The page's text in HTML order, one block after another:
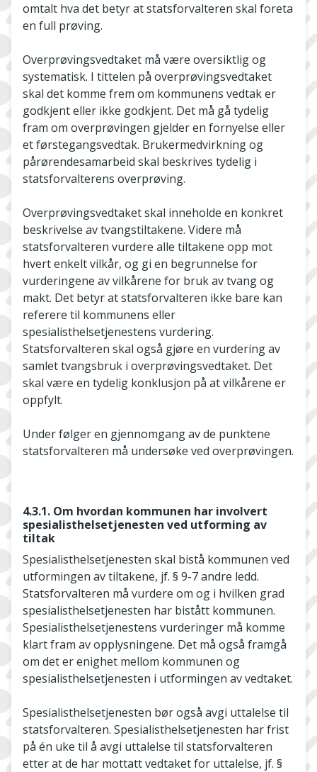
omtalt hva det betyr at statsforvalteren skal foreta
en full prøving.
Overprøvingsvedtaket må være oversiktlig og
systematisk. I tittelen på overprøvingsvedtaket
skal det komme frem om kommunens vedtak er
godkjent eller ikke godkjent. Det må gå tydelig
fram om overprøvingen gjelder en fornyelse eller
et førstegangsvedtak. Brukermedvirkning og
pårørendesamarbeid skal beskrives tydelig i
statsforvalterens overprøving.
Overprøvingsvedtaket skal inneholde en konkret
beskrivelse av tvangstiltakene. Videre må
statsforvalteren vurdere alle tiltakene opp mot
hvert enkelt vilkår, og gi en begrunnelse for
vurderingene av vilkårene for bruk av tvang og
makt. Det betyr at statsforvalteren ikke bare kan
referere til kommunens eller
spesialisthelsetjenestens vurdering.
Statsforvalteren skal også gjøre en vurdering av
samlet tvangsbruk i overprøvingsvedtaket. Det
skal være en tydelig konklusjon på at vilkårene er
oppfylt.
Under følger en gjennomgang av de punktene
statsforvalteren må undersøke ved overprøvingen.
4.3.1. Om hvordan kommunen har involvert
spesialisthelsetjenesten ved utforming av
tiltak
Spesialisthelsetjenesten skal bistå kommunen ved
utformingen av tiltakene, jf. § 9-7 andre ledd.
Statsforvalteren må vurdere om og i hvilken grad
spesialisthelsetjenesten har bistått kommunen.
Spesialisthelsetjenestens vurderinger må komme
klart fram av opplysningene. Det må også framgå
om det er enighet mellom kommunen og
spesialisthelsetjenesten i utformingen av vedtaket.
Spesialisthelsetjenesten bør også avgi uttalelse til
statsforvalteren. Spesialisthelsetjenesten har frist
på én uke til å avgi uttalelse til statsforvalteren
etter at de har mottatt vedtaket for uttalelse, jf. §